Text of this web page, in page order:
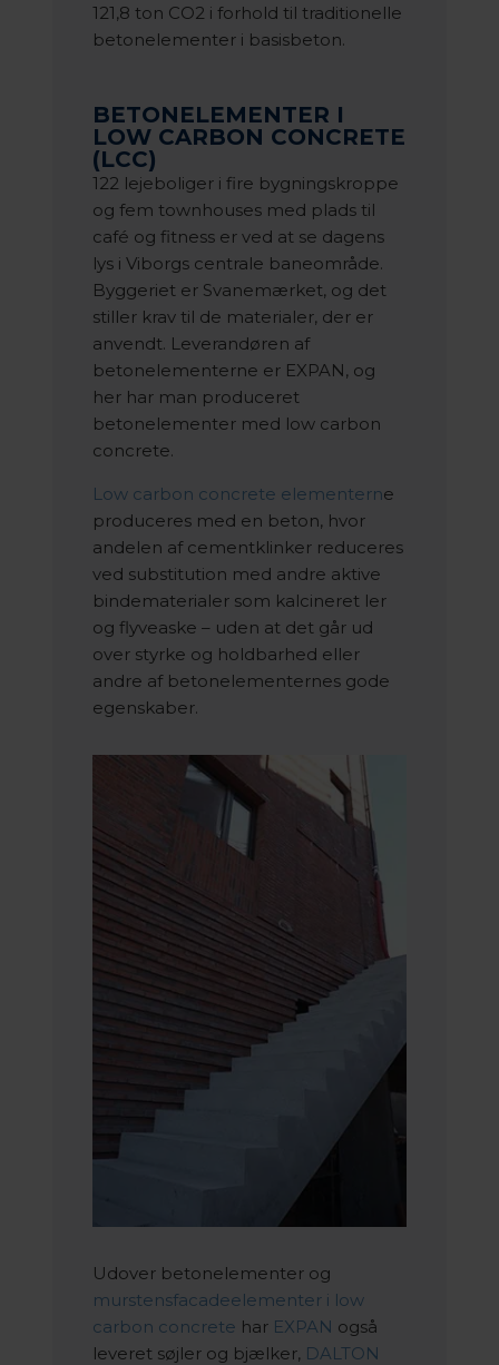
121,8 ton CO2 i forhold til traditionelle
betonelementer i basisbeton.
BETONELEMENTER I
LOW CARBON CONCRETE
(LCC)
122 lejeboliger i fire bygningskroppe
og fem townhouses med plads til
café og fitness er ved at se dagens
lys i Viborgs centrale baneområde.
Byggeriet er Svanemærket, og det
stiller krav til de materialer, der er
anvendt. Leverandøren af
betonelementerne er EXPAN, og
her har man produceret
betonelementer med low carbon
concrete.
Low carbon concrete elementerne
produceres med en beton, hvor
andelen af cementklinker reduceres
ved substitution med andre aktive
bindematerialer som kalcineret ler
og flyveaske – uden at det går ud
over styrke og holdbarhed eller
andre af betonelementernes gode
egenskaber.
Udover betonelementer og
murstensfacadeelementer i low
carbon concrete har EXPAN også
leveret søjler og bjælker, DALTON